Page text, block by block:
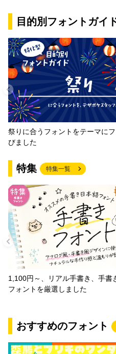
目的別フォントガイ
祭りに合うフォントをテーマに
びました
特集 特集一覧
1,100円～、リアル手書き、手書
フォントを厳選しました
おすすめのフォント